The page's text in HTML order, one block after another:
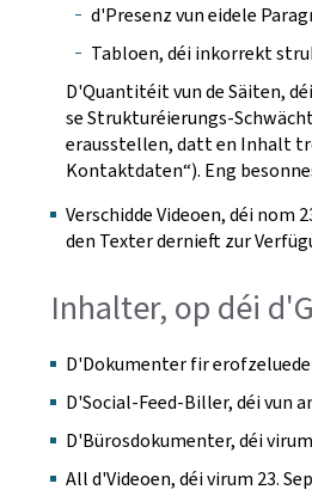
d'Presenz vun eidele
Tabloen, déi inkorrekt
D'Quantitéit vun de Säiten,
se Strukturéierungs-
erausstellen, datt en Inhalt
Kontaktdaten“). Eng
Verschidde Videoen, déi
den Texter dernieft zur
Inhalter, op déi
D'Dokumenter fir
D'Social-Feed-Biller, déi
D'Bürosdokumenter, déi
All d'Videoen, déi virum 23.